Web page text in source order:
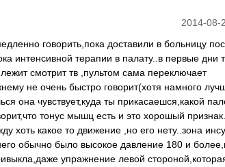
2014-08-
говорить,пока доставили в больницу
интенсивной терапии в палату..в первые дни
смотрит тв ,пультом сама переключает
не очень быстро говорит(хотя намного
она чувствует,куда ты прикасаешся,какой
тонус мышц есть и это хорошый
хоть какое то движение ,но его нету..зона
обычно было высокое давление 180 и
упражнение левой